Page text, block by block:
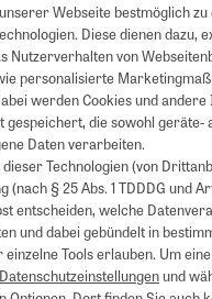
Webseite bestmöglich
Diese dienen dazu,
Nutzerverhalten von
personalisierte
werden Cookies und
gespeichert, die sowohl geräte-
Daten verarbeiten.
dieser Technologien (von
§ 25 Abs. 1 TDDDG und
entscheiden, welche
und dabei gebündelt in
Tools erlauben. Um
Datenschutzeinstellungenund
von 50€. Nicht anwendbar
unterliegen, ZEIT-Akademie,
möglich. Nicht mit weiteren
kombinierbar.
sind vom kostenlosen
Informationen zu Rücksendungen
Preise inkl. gesetzl. MwSt. zzgl.